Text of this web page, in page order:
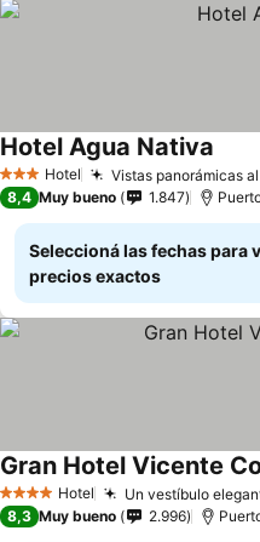
3 Estrellas
Hotel Vistas panorámicas
Hotel Agua Nativa
8,4 Muy bueno 1.847
Seleccioná las fechas para
precios exactos
4 EstrellasHotel Un vestíbulo
Gran Hotel Vicente
8,3 Muy bueno 2.996